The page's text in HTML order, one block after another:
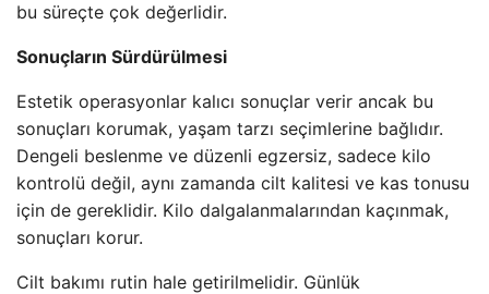
bu süreçte çok değerlidir.
Sonuçların Sürdürülmesi
Estetik operasyonlar kalıcı sonuçlar verir ancak bu
sonuçları korumak, yaşam tarzı seçimlerine bağlıdır.
Dengeli beslenme ve düzenli egzersiz, sadece kilo
kontrolü değil, aynı zamanda cilt kalitesi ve kas tonusu
için de gereklidir. Kilo dalgalanmalarından kaçınmak,
sonuçları korur.
Cilt bakımı rutin hale getirilmelidir. Günlük